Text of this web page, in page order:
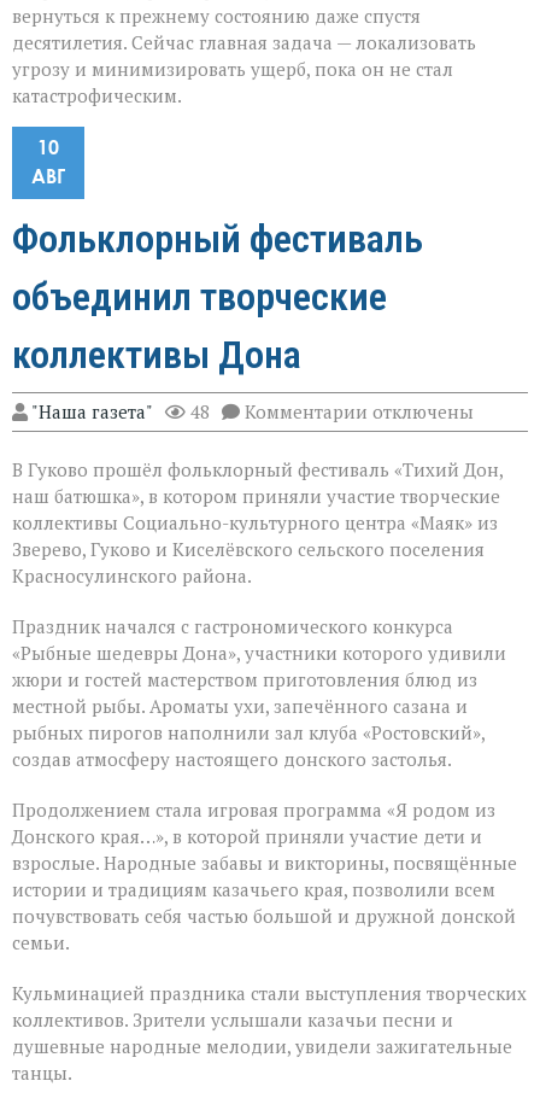
вернуться к прежнему состоянию даже спустя
десятилетия. Сейчас главная задача — локализовать
угрозу и минимизировать ущерб, пока он не стал
катастрофическим.
10
АВГ
Фольклорный фестиваль
объединил творческие
коллективы Дона
"Наша газета" 48 Комментарии к
записи
фестиваль
объединил
творческие
коллективы
Дона
отключены
В Гуково прошёл фольклорный фестиваль «Тихий Дон,
наш батюшка», в котором приняли участие творческие
коллективы Социально-культурного центра «Маяк» из
Зверево, Гуково и Киселёвского сельского поселения
Красносулинского района.
Праздник начался с гастрономического конкурса
«Рыбные шедевры Дона», участники которого удивили
жюри и гостей мастерством приготовления блюд из
местной рыбы. Ароматы ухи, запечённого сазана и
рыбных пирогов наполнили зал клуба «Ростовский»,
создав атмосферу настоящего донского застолья.
Продолжением стала игровая программа «Я родом из
Донского края…», в которой приняли участие дети и
взрослые. Народные забавы и викторины, посвящённые
истории и традициям казачьего края, позволили всем
почувствовать себя частью большой и дружной донской
семьи.
Кульминацией праздника стали выступления творческих
коллективов. Зрители услышали казачьи песни и
душевные народные мелодии, увидели зажигательные
танцы.